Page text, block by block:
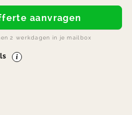
aanvragen
2 werkdagen in je mailbox